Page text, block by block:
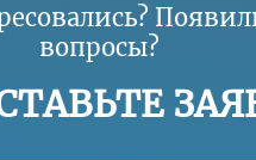
вопросы?